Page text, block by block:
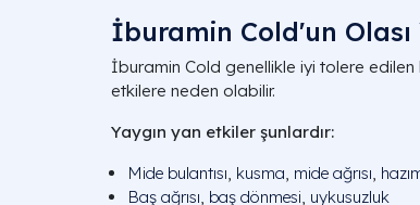
İburamin Cold'un Olası
İburamin Cold genellikle iyi tolere edilen
etkilere neden olabilir.
Yaygın yan etkiler şunlardır:
Mide bulantısı, kusma, mide ağrısı,
Baş ağrısı, baş dönmesi, uykusuzluk